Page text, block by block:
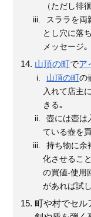
（ただし徘徊
スララを両
とし穴に落
メッセージ｡
山頂の町でア
山頂の町の
入れて店主
きる｡
壺には壺は
ている壺を
持ち物に余
化させるこ
の買値-使用
があれば試
町や村でセル